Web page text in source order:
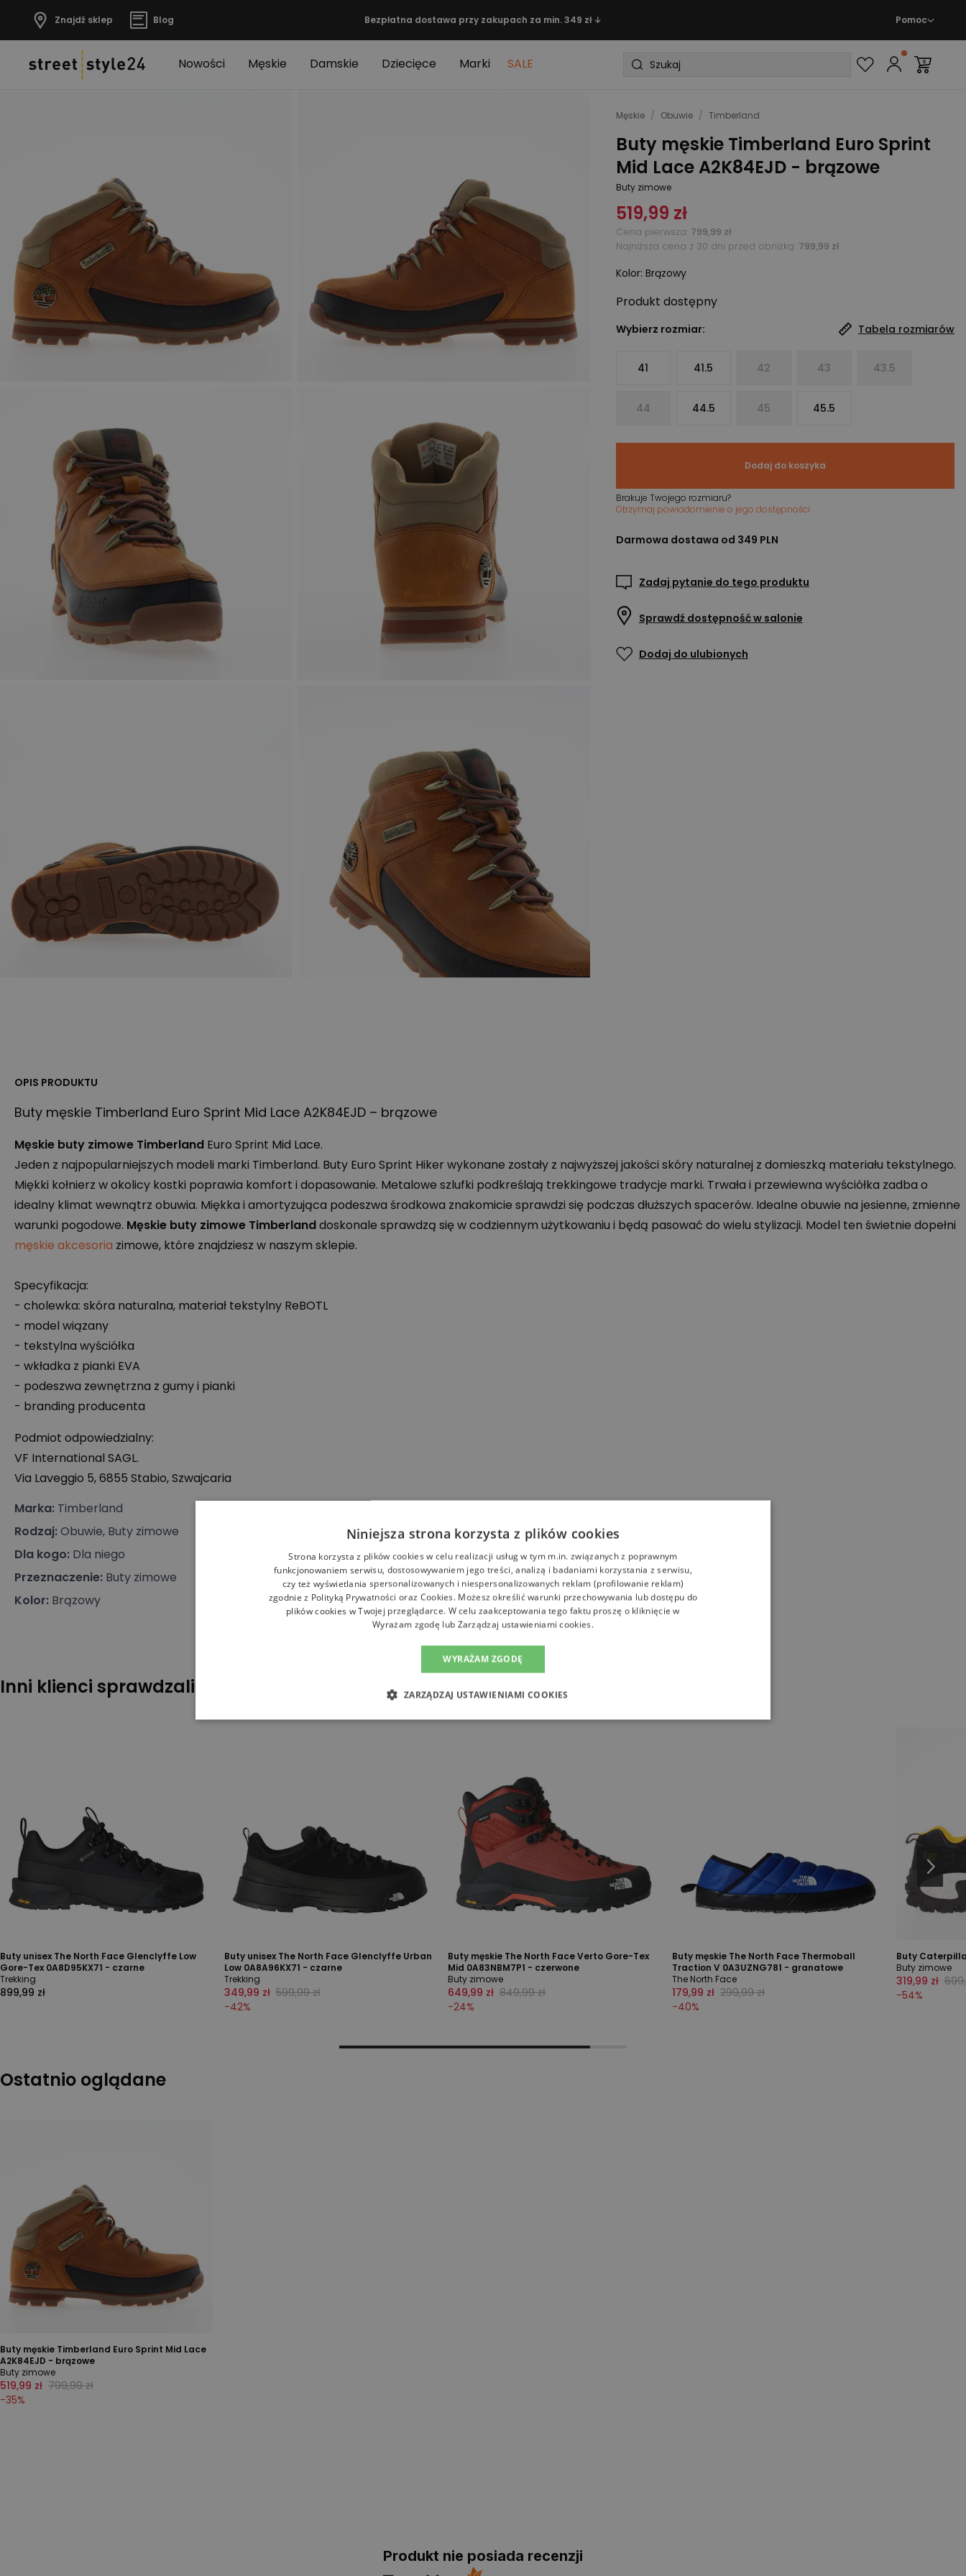
Znajdź sklep Blog Bezpłatna dostawa przy zakupach za min. 349 zł ↓ Pomoc
Nowości Męskie Damskie Dziecięce Marki SALE
Męskie / Obuwie / Timberland
Buty męskie Timberland Euro Sprint
Mid Lace A2K84EJD - brązowe
Buty zimowe
519,99 zł
Cena pierwsza 799,99 zł
Najniższa cena z 30 dni przed obniżką: 799,99 zł
Kolor: Brązowy
Produkt dostępny
Wybierz rozmiar: Tabela rozmiarów
41 41.5 42 43 43.5
44 44.5 45 45.5
Dodaj do koszyka
Brakuje Twojego rozmiaru?
Otrzymaj powiadomienie o jego dostępności
Darmowa dostawa od 349 PLN
Zadaj pytanie do tego produktu
Sprawdź dostępność w salonie
Dodaj do ulubionych
OPIS PRODUKTU
Buty męskie Timberland Euro Sprint Mid Lace A2K84EJD – brązowe
Męskie buty zimowe Timberland Euro Sprint Mid Lace.
Jeden z najpopularniejszych modeli marki Timberland. Buty Euro Sprint Hiker wykonane zostały z najwyższej jakości skóry naturalnej z domieszką materiału tekstylnego.
Miękki kołnierz w okolicy kostki poprawia komfort i dopasowanie. Metalowe szlufki podkreślają trekkingowe tradycje marki. Trwała i przewiewna wyściółka zadba o
idealny klimat wewnątrz obuwia. Miękka i amortyzująca podeszwa środkowa znakomicie sprawdzi się podczas dłuższych spacerów. Idealne obuwie na jesienne, zmienne
warunki pogodowe. Męskie buty zimowe Timberlanddoskonale sprawdzą się w codziennym użytkowaniu i będą pasować do wielu stylizacji. Model ten świetnie dopełni
męskie akcesoria zimowe, które znajdziesz w naszym sklepie.
Specyfikacja:
- cholewka: skóra naturalna, materiał tekstylny ReBOTL
- model wiązany
- tekstylna wyściółka
- wkładka z pianki EVA
- podeszwa zewnętrzna z gumy i pianki
- branding producenta
Podmiot odpowiedzialny:
VF International SAGL.
Via Laveggio 5, 6855 Stabio, Szwajcaria
Marka: Timberland
Rodzaj:Obuwie, Buty zimowe
Dla kogo: Dla niego
Przeznaczenie: Buty zimowe
Kolor: Brązowy
Inni klienci sprawdzali również
Buty unisex The North Face Glenclyffe Low
Gore-Tex 0A8D95KX71 - czarne
Trekking
899,99 zł
Buty unisex The North Face Glenclyffe Urban
Low 0A8A96KX71 - czarne
Trekking
349,99 zł 599,99 zł
-42%
Buty męskie The North Face Verto Gore-Tex
Mid 0A83NBM7P1 - czerwone
Buty zimowe
649,99 zł 849,99 zł
-24%
Buty męskie The North Face Thermoball
Traction V 0A3UZNG781 - granatowe
The North Face
179,99 zł 299,99 zł
-40%
Buty
Buty zimowe
319,99 zł
-54%
Ostatnio oglądane
Buty męskie Timberland Euro Sprint Mid Lace
A2K84EJD - brązowe
Buty zimowe
519,99 zł 799,99 zł
-35%
Produkt nie posiada recenzji
Niniejsza strona korzysta z plików cookies
Strona korzysta z plików cookies w celu realizacji usług w tym m.in. związanych z poprawnym
funkcjonowaniem serwisu, dostosowywaniem jego treści, analizą i badaniami korzystania z serwisu,
czy też wyświetlania spersonalizowanych i niespersonalizowanych reklam (profilowanie reklam)
zgodnie z Polityką Prywatności oraz Cookies. Możesz określić warunki przechowywania lub dostępu do
plików cookies w Twojej przeglądarce. W celu zaakceptowania tego faktu proszę o kliknięcie w
Wyrażam zgodę lub Zarządzaj ustawieniami cookies.
WYRAŻAM ZGODĘ
ZARZĄDZAJ USTAWIENIAMI COOKIES